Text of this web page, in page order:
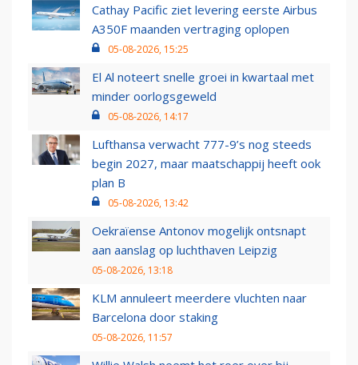
Cathay Pacific ziet levering eerste Airbus
A350F maanden vertraging oplopen
05-08-2026, 15:25
El Al noteert snelle groei in kwartaal met
minder oorlogsgeweld
05-08-2026, 14:17
Lufthansa verwacht 777-9’s nog steeds
begin 2027, maar maatschappij heeft ook
plan B
05-08-2026, 13:42
Oekraïense Antonov mogelijk ontsnapt
aan aanslag op luchthaven Leipzig
05-08-2026, 13:18
KLM annuleert meerdere vluchten naar
Barcelona door staking
05-08-2026, 11:57